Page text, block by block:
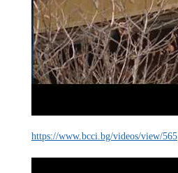
https://www.bcci.bg/videos/view/565